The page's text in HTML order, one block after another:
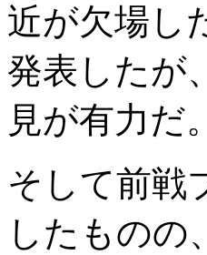
近が欠場し
発表したが
見が有力だ。
そして前戦
したものの